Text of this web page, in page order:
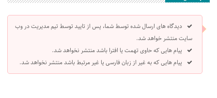
دیدگاه های ارسال شده توسط شما، پس از تایید توسط تیم مدیریت در وب
سایت منتشر خواهد شد.
پیام هایی که حاوی تهمت یا افترا باشد منتشر نخواهد شد.
پیام هایی که به غیر از زبان فارسی یا غیر مرتبط باشد منتشر نخواهد شد.